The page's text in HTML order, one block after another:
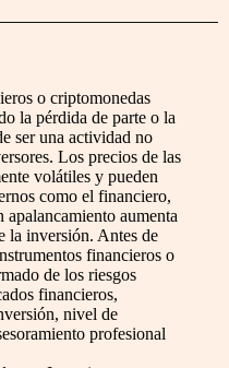
o criptomonedas
la pérdida de parte o la
ser una actividad no
Los precios de las
volátiles y pueden
como el financiero,
aumenta
la inversión. Antes de
financieros o
de los riesgos
financieros,
nivel de
profesional